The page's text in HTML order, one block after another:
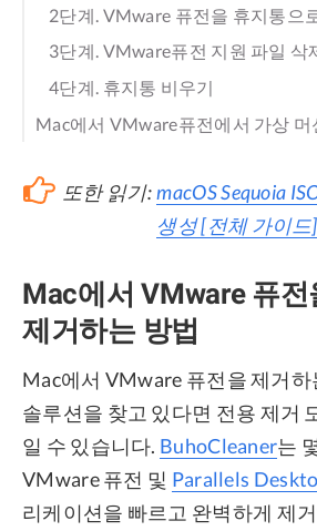
2단계. VMware 퓨전을 휴지통으
3단계. VMware퓨전 지원 파일 삭
4단계. 휴지통 비우기
Mac에서 VMware퓨전에서 가상 머
또한 읽기: macOS Sequoia
생성 [전체 가이드]
Mac에서 VMware 퓨
제거하는 방법
Mac에서 VMware 퓨전을 제거
솔루션을 찾고 있다면 전용 제거
일 수 있습니다. BuhoCleaner는
VMware 퓨전 및 Parallels
리케이션을 빠르고 완벽하게 제